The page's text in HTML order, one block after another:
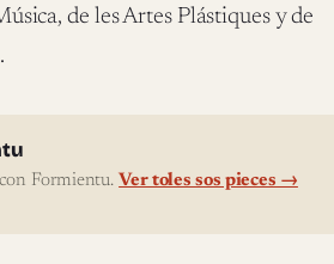
de les Artes Plástiques y de
Formientu. Ver toles sos pieces →